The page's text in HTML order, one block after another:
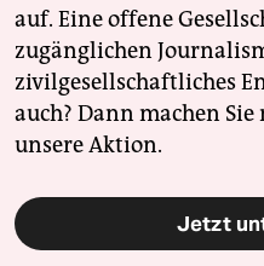
auf. Eine offene
zugänglichen
zivilgesellschaftliches
auch? Dann machen
unsere Aktion.
Jetzt